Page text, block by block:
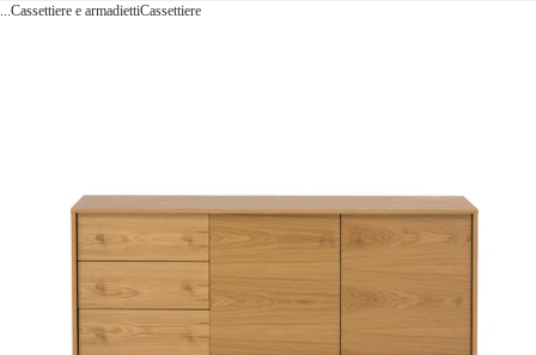
...Cassettiere e armadiettiCassettiere